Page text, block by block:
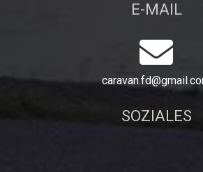
E-MAIL
SOZIALES